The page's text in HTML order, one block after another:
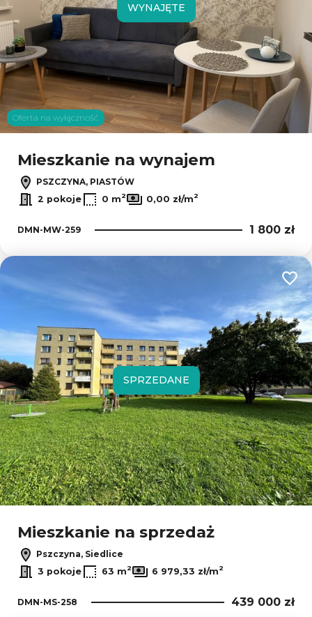
Oferta na wyłączność
WYNAJĘTE
Mieszkanie na wynajem
PSZCZYNA, PIASTÓW
2 pokoje
0 m2 0,00 zł/m2
DMN-MW-259 1 800 zł
SPRZEDANE
Mieszkanie na sprzedaż
Pszczyna, Siedlice
3 pokoje
63 m2 6 979,33 zł/m2
DMN-MS-258 439 000 zł